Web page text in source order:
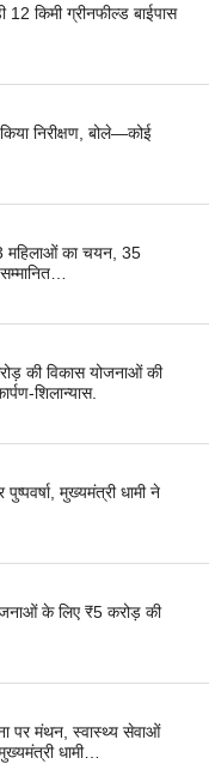
12 किमी ग्रीनफील्ड बाईपास
निरीक्षण, बोले—कोई
महिलाओं का चयन, 35
सम्मानित…
की विकास योजनाओं की
शिलान्यास.
पुष्पवर्षा, मुख्यमंत्री धामी ने
के लिए ₹5 करोड़ की
पर मंथन, स्वास्थ्य सेवाओं
धामी…